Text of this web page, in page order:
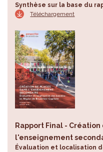
Synthèse sur la base du
Téléchargement
Rapport Final -
l'enseignement
Évaluation et localisation